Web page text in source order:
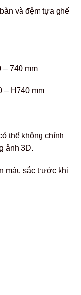
và đệm tựa ghế
– 740 mm
– H740 mm
thể không chính
ảnh 3D.
màu sắc trước khi